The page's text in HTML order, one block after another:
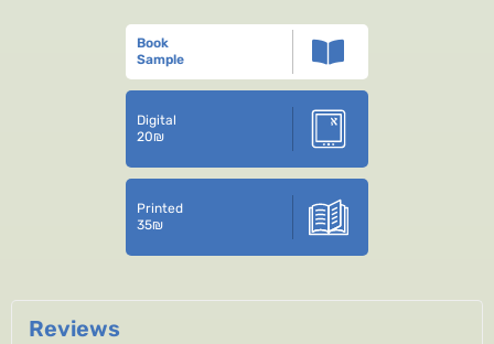
Book
Sample
Digital
20₪
Printed
35₪
Reviews